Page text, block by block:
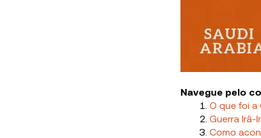
Navegue pelo
O que foi a
Guerra Irã-
Como